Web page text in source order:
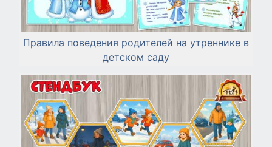
Правила поведения родителей на утреннике в
детском саду